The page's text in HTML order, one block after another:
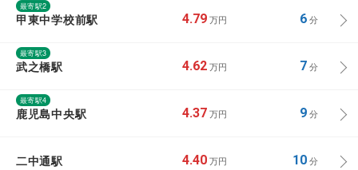
最寄駅2
甲東中学校前駅 4.79 万円 6分
最寄駅3
武之橋駅 4.62 万円 7分
最寄駅4
鹿児島中央駅 4.37 万円 9分
二中通駅 4.40 万円 10分